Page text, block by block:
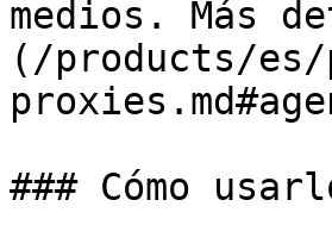
medios. Más
(/products/
### Cómo